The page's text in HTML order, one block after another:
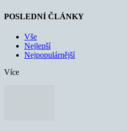
POSLEDNÍ ČLÁNKY
Vše
Nejlepší
Nejpopulárnější
Více